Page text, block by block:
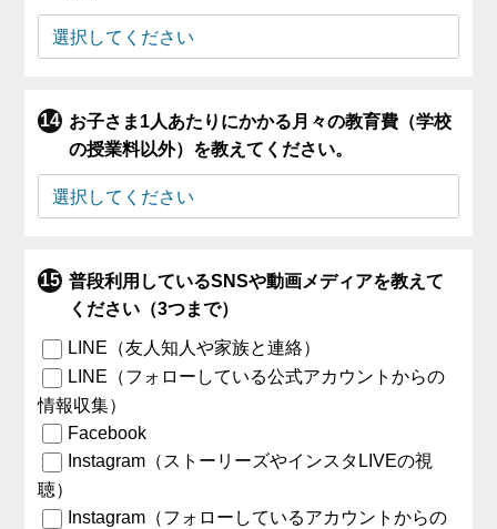
お子さま1人あたりにかかる月々の教育費（学校
の授業料以外）を教えてください。
普段利用しているSNSや動画メディアを教えて
ください（3つまで）
LINE（友人知人や家族と連絡）
LINE（フォローしている公式アカウントからの
情報収集）
Facebook
Instagram（ストーリーズやインスタLIVEの視
聴）
Instagram（フォローしているアカウントからの